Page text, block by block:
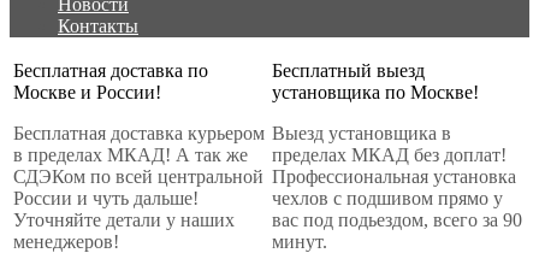
Новости
Контакты
Бесплатная доставка по
Москве и России!
Бесплатная доставка курьером
в пределах МКАД! А так же
СДЭКом по всей центральной
России и чуть дальше!
Уточняйте детали у наших
менеджеров!
Бесплатный выезд
установщика по Москве!
Выезд установщика в
пределах МКАД без доплат!
Профессиональная установка
чехлов с подшивом прямо у
вас под подьездом, всего за 90
минут.